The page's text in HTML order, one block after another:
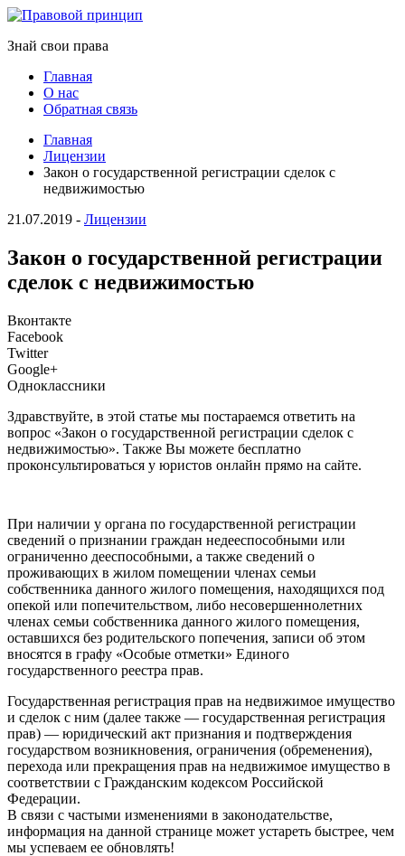
Знай свои права
Главная
О нас
Обратная связь
Главная
Лицензии
Закон о государственной регистрации сделок с
недвижимостью
21.07.2019 - Лицензии
Закон о государственной регистрации
сделок с недвижимостью
Вконтакте
Facebook
Twitter
Google+
Одноклассники
Здравствуйте, в этой статье мы постараемся ответить на
вопрос «Закон о государственной регистрации сделок с
недвижимостью». Также Вы можете бесплатно
проконсультироваться у юристов онлайн прямо на сайте.
При наличии у органа по государственной регистрации
сведений о признании граждан недееспособными или
ограниченно дееспособными, а также сведений о
проживающих в жилом помещении членах семьи
собственника данного жилого помещения, находящихся под
опекой или попечительством, либо несовершеннолетних
членах семьи собственника данного жилого помещения,
оставшихся без родительского попечения, записи об этом
вносятся в графу «Особые отметки» Единого
государственного реестра прав.
Государственная регистрация прав на недвижимое имущество
и сделок с ним (далее также — государственная регистрация
прав) — юридический акт признания и подтверждения
государством возникновения, ограничения (обременения),
перехода или прекращения прав на недвижимое имущество в
соответствии с Гражданским кодексом Российской
Федерации.
В связи с частыми изменениями в законодательстве,
информация на данной странице может устареть быстрее, чем
мы успеваем ее обновлять!